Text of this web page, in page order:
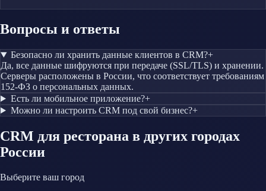
Вопросы и ответы
Безопасно ли хранить данные клиентов в CRM?+
Да, все данные шифруются при передаче (SSL/TLS) и хранении.
Серверы расположены в России, что соответствует требованиям
152-ФЗ о персональных данных.
Есть ли мобильное приложение?+
Можно ли настроить CRM под свой бизнес?+
CRM для ресторана в других городах
России
Выберите ваш город